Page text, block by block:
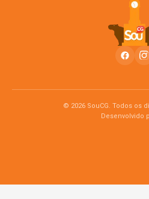
© 2026 SouCG. Todos os
Desenvolvido